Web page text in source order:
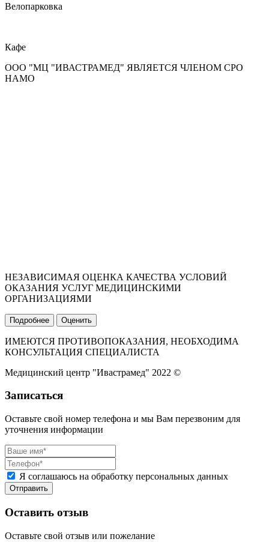
Велопарковка
Кафе
ООО "МЦ "ИВАСТРАМЕД" ЯВЛЯЕТСЯ ЧЛЕНОМ СРО
НАМО
НЕЗАВИСИМАЯ ОЦЕНКА КАЧЕСТВА УСЛОВИЙ
ОКАЗАНИЯ УСЛУГ МЕДИЦИНСКИМИ
ОРГАНИЗАЦИЯМИ
Подробнее Оценить
ИМЕЮТСЯ ПРОТИВОПОКАЗАНИЯ, НЕОБХОДИМА
КОНСУЛЬТАЦИЯ СПЕЦИАЛИСТА
Медицинский центр "Ивастрамед" 2022 ©
Записаться
Оставьте свой номер телефона и мы Вам перезвоним для
уточнения информации
Я соглашаюсь на обработку персональных данных
Оставить отзыв
Оставьте свой отзыв или пожелание